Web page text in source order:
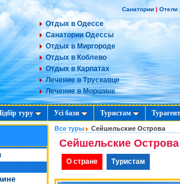
Санатории | Отели
Отдых в Одессе
Санатории Одессы
Отдых в Миргороде
Отдых в Коблево
Отдых в Карпатах
Лечение в Трускавце
Лечение в Моршине
туру Усі бази Туристам
Все туры Сейшельские Острова
Сейшельские Острова
О стране Туристам